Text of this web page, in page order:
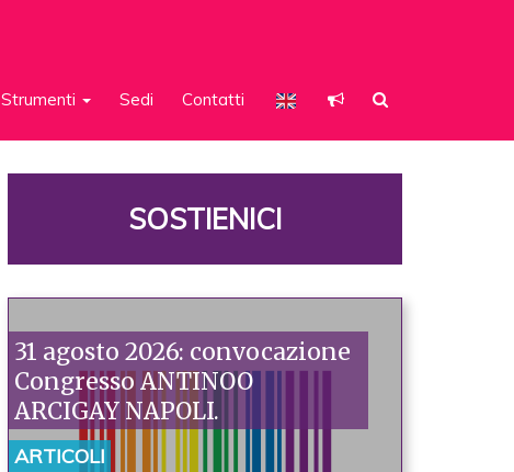
Strumenti Sedi Contatti
SOSTIENICI
31 agosto 2026: convocazione
Congresso ANTINOO
ARCIGAY NAPOLI.
ARTICOLI